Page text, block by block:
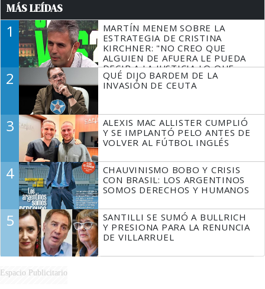
MÁS LEÍDAS
1
MARTÍN MENEM SOBRE LA
ESTRATEGIA DE CRISTINA
KIRCHNER: "NO CREO QUE
ALGUIEN DE AFUERA LE PUEDA
DECIR A LA JUSTICIA LO QUE
TIENE QUE HACER"
2
QUÉ DIJO BARDEM DE LA
INVASIÓN DE CEUTA
3
ALEXIS MAC ALLISTER CUMPLIÓ
Y SE IMPLANTÓ PELO ANTES DE
VOLVER AL FÚTBOL INGLÉS
4
CHAUVINISMO BOBO Y CRISIS
CON BRASIL: LOS ARGENTINOS
SOMOS DERECHOS Y HUMANOS
5
SANTILLI SE SUMÓ A BULLRICH
Y PRESIONA PARA LA RENUNCIA
DE VILLARRUEL
Espacio Publicitario